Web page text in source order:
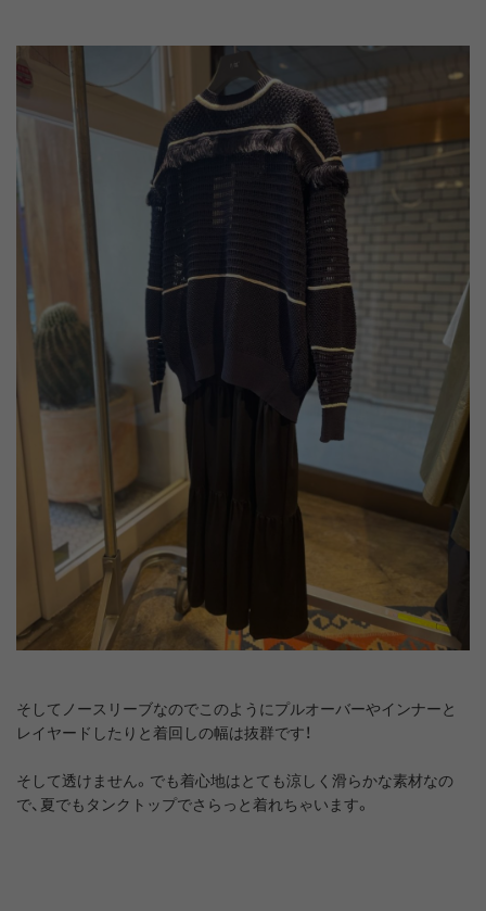
そしてノースリーブなのでこのようにプルオーバーやインナーと
レイヤードしたりと着回しの幅は抜群です！
そして透けません。でも着心地はとても涼しく滑らかな素材なの
で、夏でもタンクトップでさらっと着れちゃいます。